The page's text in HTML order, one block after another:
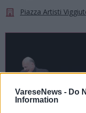
VareseNews - Do
Information
Piazza Artisti